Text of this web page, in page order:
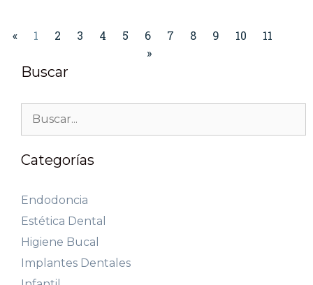
« 1 2 3 4 5 6 7 8 9 10
11
»
Buscar
Categorías
Endodoncia
Estética Dental
Higiene Bucal
Implantes Dentales